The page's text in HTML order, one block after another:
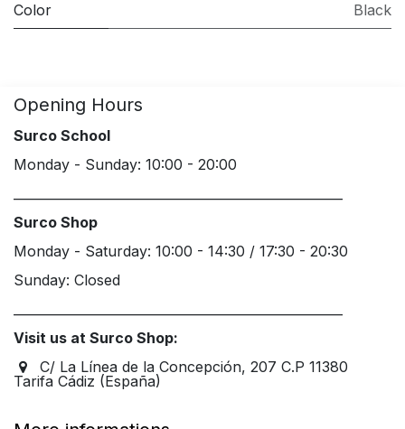
Color Black
Opening Hours
Surco School
Monday - Sunday: 10:00 - 20:00
Surco Shop
Monday - Saturday: 10:00 - 14:30 / 17:30 - 20:30
Sunday: Closed
Visit us at Surco Shop:
C/ La Línea de la Concepción, 207 C.P 11380
Tarifa Cádiz (España)